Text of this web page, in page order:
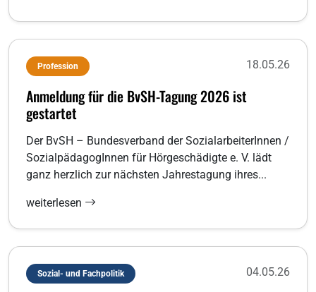
Profession 18.05.26
Anmeldung für die BvSH-Tagung 2026 ist
gestartet
Der BvSH – Bundesverband der SozialarbeiterInnen /
SozialpädagogInnen für Hörgeschädigte e. V. lädt
ganz herzlich zur nächsten Jahrestagung ihres...
weiterlesen
Sozial- und Fachpolitik 04.05.26